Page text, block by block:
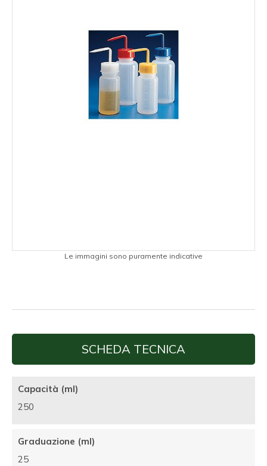
Le immagini sono puramente indicative
SCHEDA TECNICA
Capacità (ml)
250
Graduazione (ml)
25